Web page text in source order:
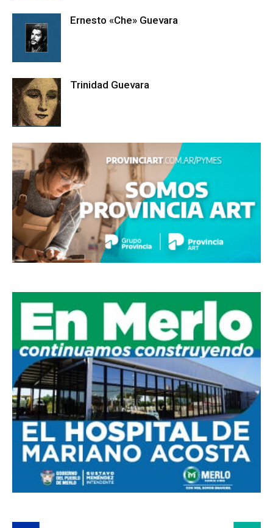
Ernesto «Che» Guevara
Trinidad Guevara